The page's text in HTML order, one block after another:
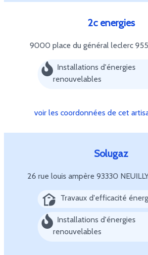
2c energies
9000 place du général leclerc
Installations d'énergies
renouvelables
voir les coordonnées de cet
Solugaz
26 rue louis ampère 93330
Travaux d'efficacité
Installations d'énergies
renouvelables